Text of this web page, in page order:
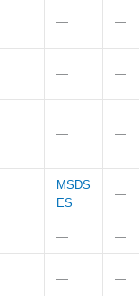
— —
— —
— —
MSDS
ES
—
— —
— —